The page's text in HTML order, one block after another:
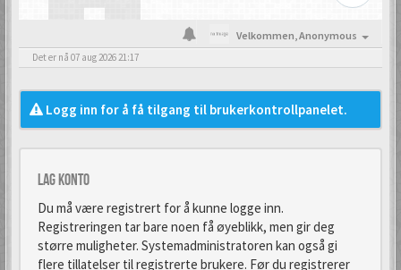
Velkommen,Anonymous
Det er nå 07 aug 2026 21:17
Logg inn for å få tilgang til brukerkontrollpanelet.
Lag konto
Du må være registrert for å kunne logge inn.
Registreringen tar bare noen få øyeblikk, men gir deg
større muligheter. Systemadministratoren kan også gi
flere tillatelser til registrerte brukere. Før du registrerer